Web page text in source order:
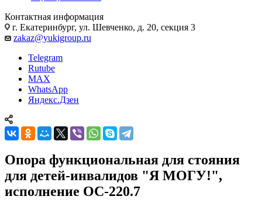
Контактная информация
г. Екатеринбург, ул. Шевченко, д. 20, секция 3
zakaz@yukigroup.ru
Telegram
Rutube
MAX
WhatsApp
Яндекс.Дзен
Опора функциональная для стояния
для детей-инвалидов "Я МОГУ!",
исполнение ОС-220.7